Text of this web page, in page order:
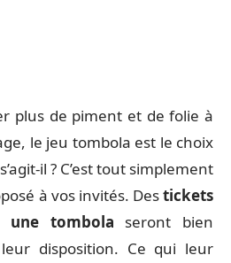
plus de piment et de folie à
le jeu tombola est le choix
il ? C’est tout simplement
à vos invités. Destickets
une tombola seront bien
disposition. Ce qui leur